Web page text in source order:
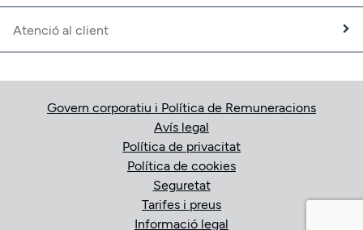
Atenció al client
Govern corporatiu i Política de Remuneracions
Avís legal
Política de privacitat
Política de cookies
Seguretat
Tarifes i preus
Informació legal